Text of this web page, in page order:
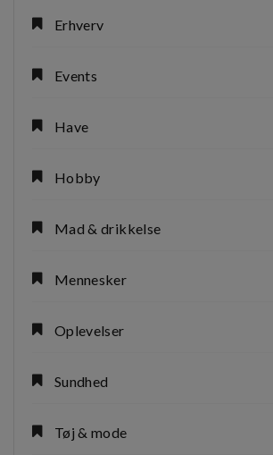
Erhverv
Events
Have
Hobby
Mad & drikkelse
Mennesker
Oplevelser
Sundhed
Tøj & mode